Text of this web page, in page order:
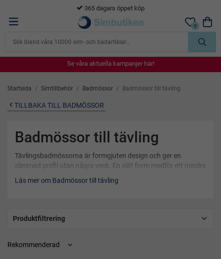
365 dagars öppet köp
0
Se våra aktuella kampanjer här!
Se våra aktuella kampanjer här!
Se våra aktuella kampanjer här!
Se våra aktuella kampanjer här!
Startsida / Simtillbehör / Badmössor / Badmössor till tävling
TILLBAKA TILL BADMÖSSOR
Badmössor till tävling
Tävlingsbadmössorna är formgjuten design och ger en
slimmad profil utan några veck. En slät form medför ett mindre
motstång och kan öka farten i vattnet.
Läs mer om Badmössor till tävling
Produktfiltrering